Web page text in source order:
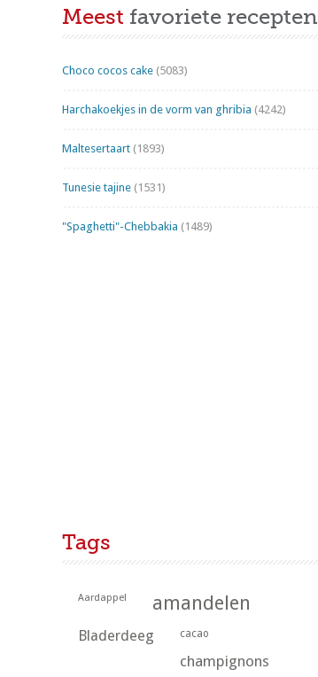
Meest favoriete recepten
Choco cocos cake (5083)
Harchakoekjes in de vorm van ghribia (4242)
Maltesertaart (1893)
Tunesie tajine (1531)
"Spaghetti"-Chebbakia (1489)
Tags
Aardappel amandelen
Bladerdeeg cacao
champignons